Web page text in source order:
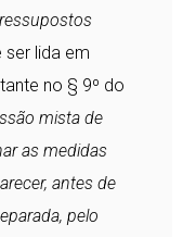
ser lida em
no § 9º do
mista de
as medidas
antes de
pelo